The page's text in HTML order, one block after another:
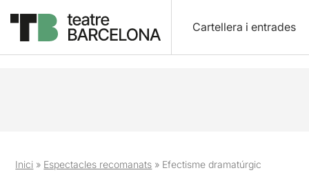
Cartellera i entrades
Inici » Espectacles recomanats » Efectisme dramatúrgic